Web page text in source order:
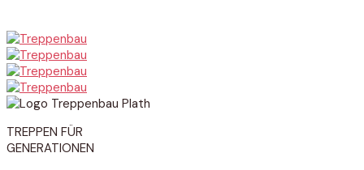
TREPPEN FÜR
GENERATIONEN